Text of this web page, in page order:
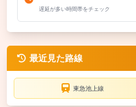
遅延が多い時間帯をチェック
最近見た路線
東急池上線